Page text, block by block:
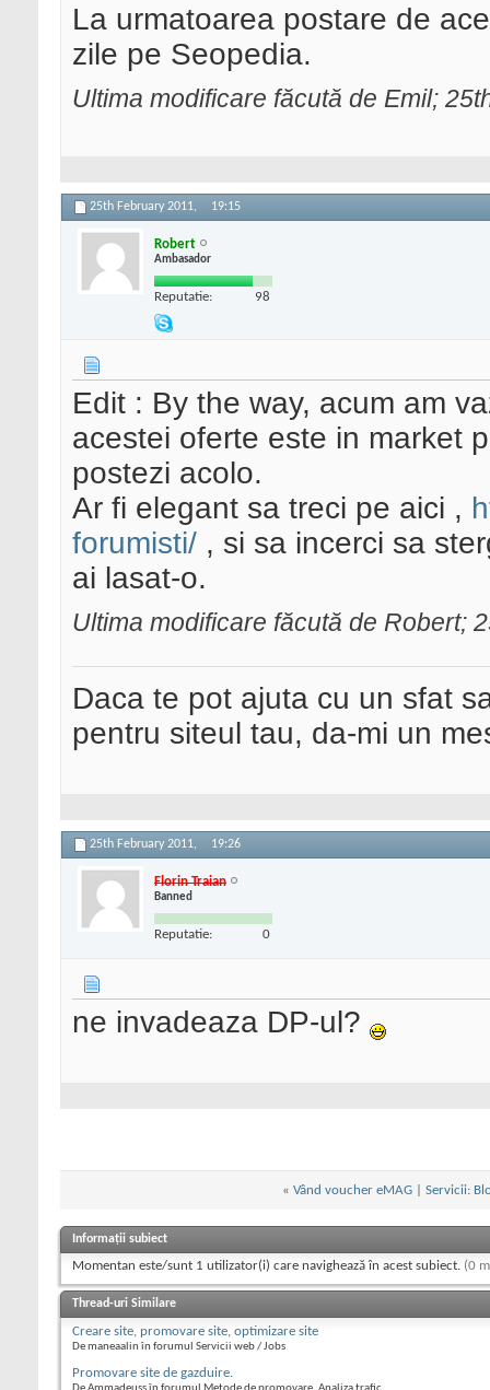
La urmatoarea postare de
zile pe Seopedia.
Ultima modificare făcută de Emil;
25th February 2011, 19:15
Robert
Ambasador
Reputatie: 98
Edit : By the way, acum am
acestei oferte este in market
postezi acolo.
Ar fi elegant sa treci pe aici ,
forumisti/ , si sa incerci sa
ai lasat-o.
Ultima modificare făcută de Robert;
Daca te pot ajuta cu un sfat
pentru siteul tau, da-mi un
25th February 2011, 19:26
Florin Traian
Banned
Reputatie: 0
ne invadeaza DP-ul?
« Vând voucher eMAG Servicii:
Informații subiect
Momentan este/sunt 1 utilizator(i) care navighează în acest subiect. (0
Thread-uri Similare
Creare site, promovare site, optimizare site
De maneaalin în forumul Servicii web / Jobs
Promovare site de gazduire.